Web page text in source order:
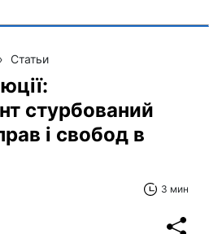
Статьи
стурбований
і свобод в
3 мин